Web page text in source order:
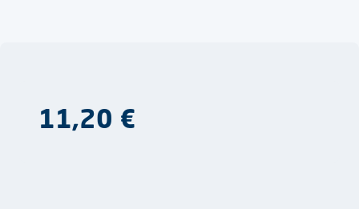
Regulärer Preis:
11,20 €